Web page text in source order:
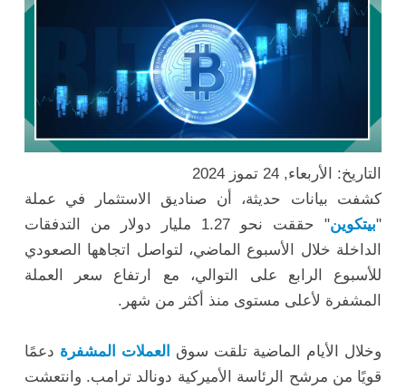
التاريخ: الأربعاء, 24 تموز 2024
كشفت بيانات حديثة، أن صناديق الاستثمار في عملة
"بيتكوين
" حققت نحو 1.27 مليار دولار من التدفقات
الداخلة خلال الأسبوع الماضي، لتواصل اتجاهها الصعودي
للأسبوع الرابع على التوالي، مع ارتفاع سعر العملة
المشفرة لأعلى مستوى منذ أكثر من شهر.
وخلال الأيام الماضية تلقت سوق العملات المشفرة دعمًا
قويًا من مرشح الرئاسة الأميركية دونالد ترامب. وانتعشت